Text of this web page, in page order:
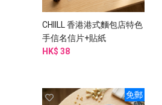
CHIILL 香港港式麵包店特色
手信名信片+貼紙
HK$ 38
免郵